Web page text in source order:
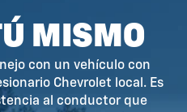
MISMO
con un vehículo con
Chevrolet local. Es
al conductor que